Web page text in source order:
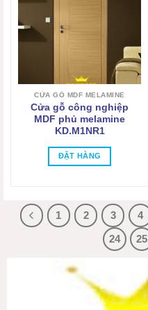
CỬA GỖ MDF MELAMINE
Cửa gỗ công nghiệp
MDF phủ melamine
KD.M1NR1
ĐẶT HÀNG
1 2 3 4
24
25